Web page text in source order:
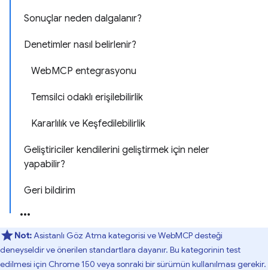
Sonuçlar neden dalgalanır?
Denetimler nasıl belirlenir?
WebMCP entegrasyonu
Temsilci odaklı erişilebilirlik
Kararlılık ve Keşfedilebilirlik
Geliştiriciler kendilerini geliştirmek için neler
yapabilir?
Geri bildirim
Not:Asistanlı Göz Atma kategorisi ve WebMCP desteği
deneyseldir ve önerilen standartlara dayanır. Bu kategorinin test
edilmesi için Chrome 150 veya sonraki bir sürümün kullanılması gerekir.